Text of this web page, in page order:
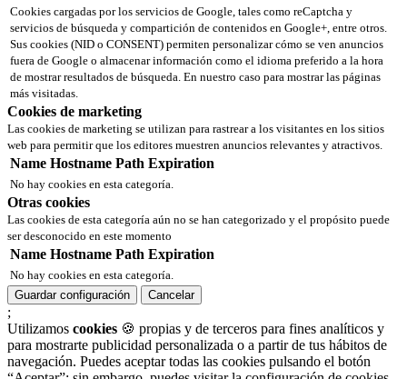
Cookies cargadas por los servicios de Google, tales como reCaptcha y
servicios de búsqueda y compartición de contenidos en Google+, entre otros.
Sus cookies (NID o CONSENT) permiten personalizar cómo se ven anuncios
fuera de Google o almacenar información como el idioma preferido a la hora
de mostrar resultados de búsqueda. En nuestro caso para mostrar las páginas
más visitadas.
Cookies de marketing
Las cookies de marketing se utilizan para rastrear a los visitantes en los sitios
web para permitir que los editores muestren anuncios relevantes y atractivos.
Name Hostname Path Expiration
No hay cookies en esta categoría.
Otras cookies
Las cookies de esta categoría aún no se han categorizado y el propósito puede
ser desconocido en este momento
Name Hostname Path Expiration
No hay cookies en esta categoría.
Guardar configuración
Cancelar
;
Utilizamos cookies 🍪 propias y de terceros para fines analíticos y
para mostrarte publicidad personalizada o a partir de tus hábitos de
navegación. Puedes aceptar todas las cookies pulsando el botón